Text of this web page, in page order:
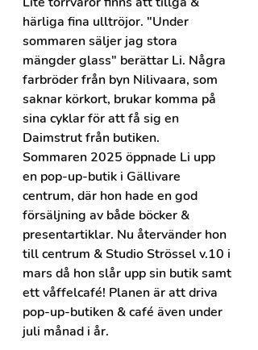
härliga fina ulltröjor. "Under
sommaren säljer jag stora
mängder glass" berättar Li. Några
farbröder från byn Nilivaara, som
saknar körkort, brukar komma på
sina cyklar för att få sig en
Daimstrut från butiken.
Sommaren 2025 öppnade Li upp
en pop-up-butik i Gällivare
centrum, där hon hade en god
försäljning av både böcker &
presentartiklar. Nu återvänder hon
till centrum & Studio Strössel v.10 i
mars då hon slår upp sin butik samt
ett våffelcafé! Planen är att driva
pop-up-butiken & café även under
juli månad i år.